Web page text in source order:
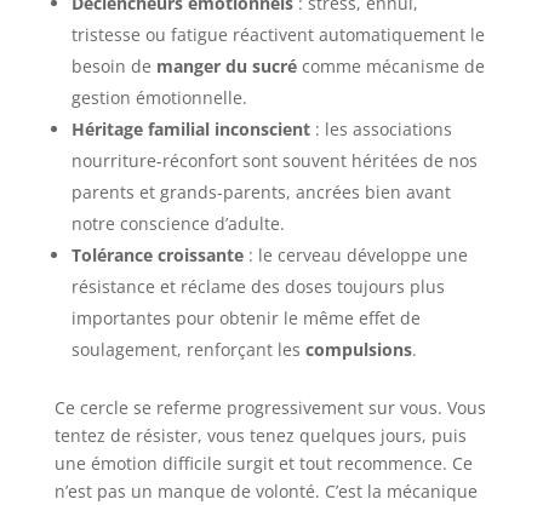
tristesse ou fatigue réactivent automatiquement le
besoin de manger du sucrécomme mécanisme de
gestion émotionnelle.
Héritage familial inconscient: les associations
nourriture-réconfort sont souvent héritées de nos
parents et grands-parents, ancrées bien avant
notre conscience d’adulte.
Tolérance croissante: le cerveau développe une
résistance et réclame des doses toujours plus
importantes pour obtenir le même effet de
soulagement, renforçant les compulsions.
Ce cercle se referme progressivement sur vous. Vous
tentez de résister, vous tenez quelques jours, puis
une émotion difficile surgit et tout recommence. Ce
n’est pas un manque de volonté. C’est la mécanique